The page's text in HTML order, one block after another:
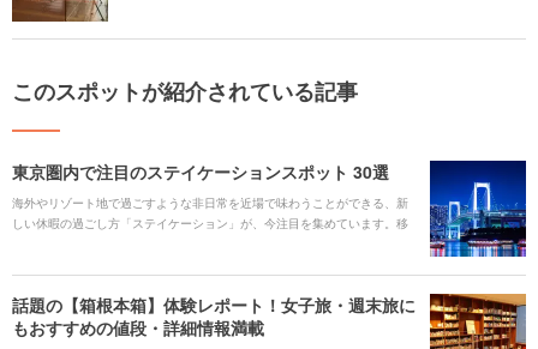
このスポットが紹介されている記事
東京圏内で注目のステイケーションスポット 30選
海外やリゾート地で過ごすような非日常を近場で味わうことができる、新
しい休暇の過ごし方「ステイケーション」が、今注目を集めています。移
ある30のスポットをご紹介します。
話題の【箱根本箱】体験レポート！女子旅・週末旅に
もおすすめの値段・詳細情報満載